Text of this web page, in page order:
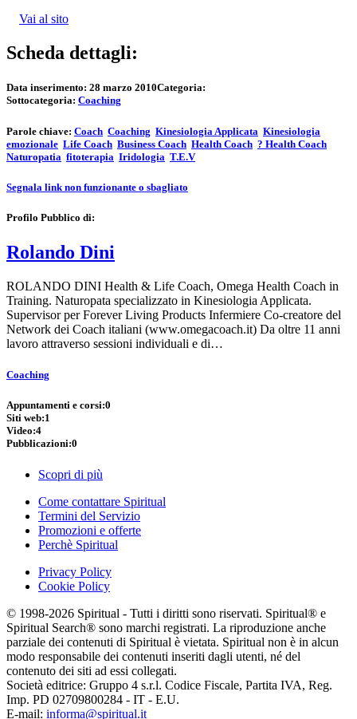
Vai al sito
Scheda dettagli:
Data inserimento: 28 marzo 2010Categoria:
Sottocategoria: Coaching
Parole chiave: Coach Coaching Kinesiologia Applicata Kinesiologia
emozionale Life Coach Business Coach Health Coach ? Health Coach
Naturopatia fitoterapia Iridologia T.E.V
Segnala link non funzionante o sbagliato
Profilo Pubblico di:
Rolando Dini
ROLANDO DINI Health & Life Coach, Omega Health Coach in
Training. Naturopata specializzato in Kinesiologia Applicata.
Supervisor per Forever Living Products Infermiere Co-creatore del
Network dei Coach italiani (www.omegacoach.it) Da oltre 11 anni
lavoro attraverso sessioni individuali e di…
Coaching
Appuntamenti e corsi:0
Siti web:1
Video:4
Pubblicazioni:0
Scopri di più
Come contattare Spiritual
Termini del Servizio
Promozioni e offerte
Perchè Spiritual
Privacy Policy
Cookie Policy
© 1998-2026 Spiritual - Tutti i diritti sono riservati. Spiritual® e
Spiritual Search® sono marchi registrati. La riproduzione anche
parziale dei contenuti di Spiritual è vietata. Spiritual non è in alcun
modo responsabile dei contenuti inseriti dagli utenti, né del
contenuto dei siti ad essi collegati.
Società editrice: Gruppo 4 s.r.l. Codice Fiscale, Partita IVA, Reg.
Imp. PD 02709800284 - IT - E.U.
E-mail: informa@spiritual.it